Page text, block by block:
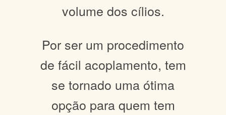
volume dos cílios.
Por ser um procedimento
de fácil acoplamento, tem
se tornado uma ótima
opção para quem tem